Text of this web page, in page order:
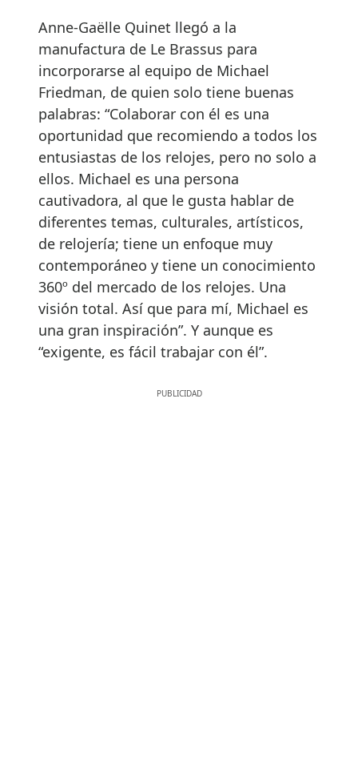
Anne-Gaëlle Quinet llegó a la
manufactura de Le Brassus para
incorporarse al equipo de Michael
Friedman, de quien solo tiene buenas
palabras: “Colaborar con él es una
oportunidad que recomiendo a todos los
entusiastas de los relojes, pero no solo a
ellos. Michael es una persona
cautivadora, al que le gusta hablar de
diferentes temas, culturales, artísticos,
de relojería; tiene un enfoque muy
contemporáneo y tiene un conocimiento
360º del mercado de los relojes. Una
visión total. Así que para mí, Michael es
una gran inspiración”. Y aunque es
“exigente, es fácil trabajar con él”.